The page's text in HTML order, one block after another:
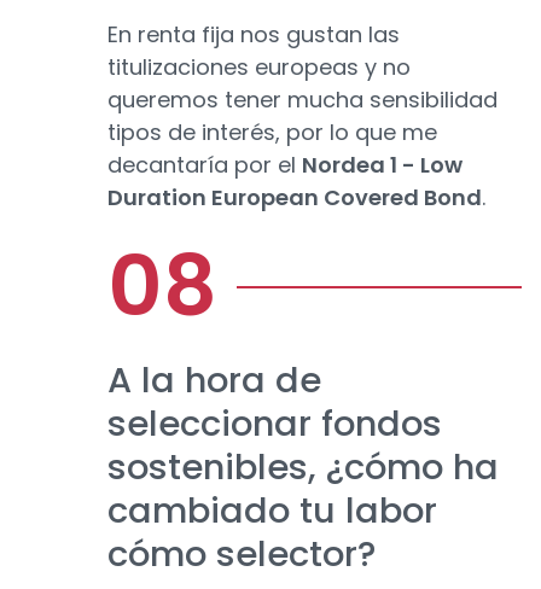
En renta fija nos gustan las
titulizaciones europeas y no
queremos tener mucha sensibilidad
tipos de interés, por lo que me
decantaría por el Nordea 1 - Low
Duration European Covered Bond.
A la hora de
seleccionar fondos
sostenibles, ¿cómo ha
cambiado tu labor
cómo selector?